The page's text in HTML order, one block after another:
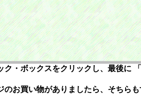
ク・ボックスをクリックし、最後に
のお買い物がありましたら、そちら